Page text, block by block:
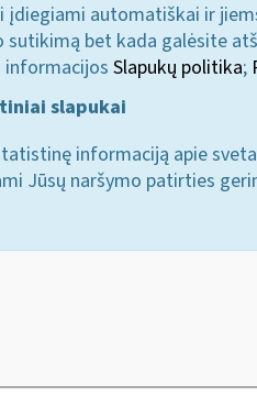
įdiegiami automatiškai ir
bet kada galėsite
informacijos Slapukų politika;
slapukai
informaciją apie
Jūsų naršymo patirties